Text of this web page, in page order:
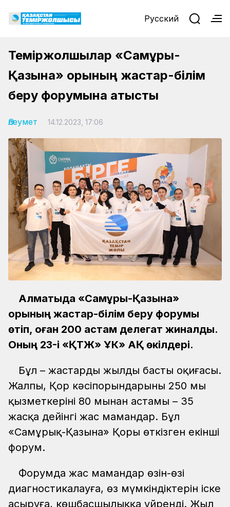
Русский
Теміржолшылар «Самұрық-
Қазына» қорының жастар-білім
беру форумына қатысты
Әлеумет 14.12.2023, 17:06
Алматыда «Самұрық-Қазына»
қорының жастар-білім беру форумы
өтіп, оған 200 астам делегат жиналды.
Оның 23-і «ҚТЖ» ҰК» АҚ өкілдері.
Бұл – жастардың жылдың басты оқиғасы.
Жалпы, Қор кәсіпорындарының 250 мың
қызметкерінің 80 мыңнан астамы – 35
жасқа дейінгі жас мамандар. Бұл
«Самұрық-Қазына» Қоры өткізген екінші
форум.
Форумда жас мамандар өзін-өзі
диагностикалауға, өз мүмкіндіктерін іске
асыруға, көшбасшылыққа үйренді. Жыл